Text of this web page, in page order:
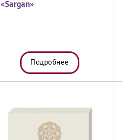
«Sargan»
Подробнее